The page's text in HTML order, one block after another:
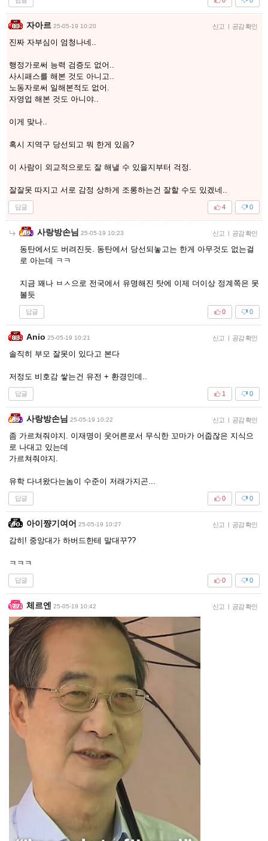
자아르 25-05-19 10:20 신고 | 공감 확인
진짜 자부심이 엄청나네..
행정가로써 능력 검증도 없어..
사시패스를 해본 것도 아니고..
노동자로써 일해본적도 없어.
자영업 해본 것도 아니야..
이게 맞나..
혹시 지역구 당선되고 뭐 한게 있음?
이 사람이 외교적으로도 잘 해낼 수 있을지부터 걱정.
잘잘못 따지고 서로 감정 상하게 조롱하는건 잘할 수도 있겠네..
답글 0
4
사랑방손님 25-05-19 10:23 신고 | 공감 확인
동탄에서도 버려진듯. 동탄에서 당선되놓고는 한게 아무것도 없는걸
로 아는데 ㅋㅋ
지금 꽤나 ㅂㅅ으로 전국에서 유명해진 탓에 이제 더이상 정계쪽은 못
볼듯
답글 0
0
Anio 25-05-19 10:21 신고 | 공감 확인
솔직히 부모 잘못이 있다고 본다
저정도 비호감 쌓는건 유전 + 환경인데..
답글 0
1
사랑방손님 25-05-19 10:22 신고 | 공감 확인
좀 가르쳐줘야지. 이재명이 웃어른로서 무식한 꼬마가 어줍잖은 지식으
로 나대고 있는데
가르쳐줘야지.
유학 다녀왔다는놈이 수준이 저래가지곤...
답글 0
0
아이쨩기여어 25-05-19 10:27 신고 | 공감 확인
감히! 중앙대가 하버드한테 말대꾸??
ㅋㅋㅋ
답글 0
0
체르엔 25-05-19 10:42 신고 | 공감 확인